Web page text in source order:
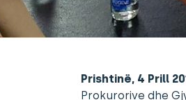
Prishtinë, 4 Prill
Prokurorive dhe